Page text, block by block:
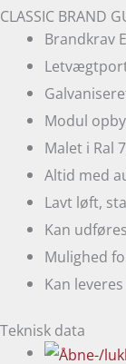
CLASSIC BRAND
Brandkrav
Modul
Malet i Ral
Altid med
Lavt løft,
Kan
Mulighed
Kan
Teknisk data